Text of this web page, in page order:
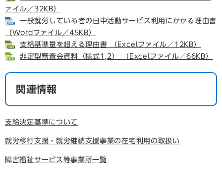
ァイル／32KB）
一般就労している者の日中活動サービス利用にかかる理由書
（Wordファイル／45KB）
支給基準量を超える理由書 （Excelファイル／12KB）
非定型審査会資料（様式1,2） （Excelファイル／66KB）
関連情報
支給決定基準について
就労移行支援・就労継続支援事業の在宅利用の取扱い
障害福祉サービス等事業所一覧